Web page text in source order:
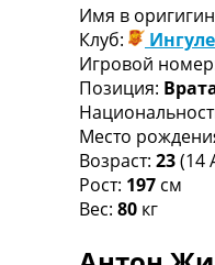
Лига
Все
Рейтинги
Имя в
Клуб:
Игровой
Позиция:
Место
Возраст: 23(14
Рост: 197 см
Вес: 80 кг